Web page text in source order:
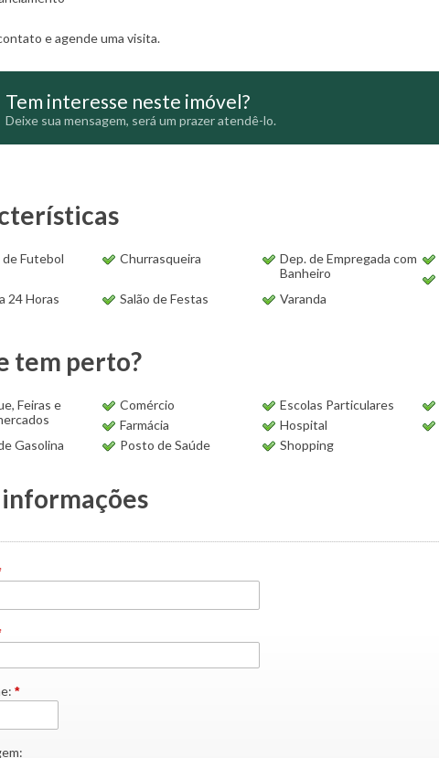
e agende uma visita.
Tem interesse neste imóvel?
Deixe sua mensagem, será um prazer atendê-lo.
de Futebol Churrasqueira
Dep. de Empregada com
Banheiro
24 Horas
Salão de Festas Varanda
tem perto?
Feiras e
Comércio Escolas Particulares
Farmácia
Hospital
Gasolina
Posto de Saúde Shopping
*